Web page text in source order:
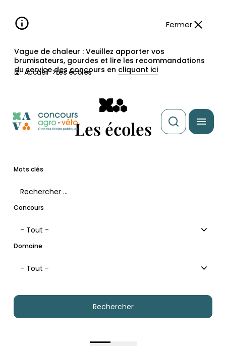
principale
principal
d'accessibilité
de
page
Vague de chaleur : Veuillez apporter vos
brumisateurs, gourdes et lire les recommandations
du service des concours en cliquant ici
Fermer
Accueil Les écoles
Les écoles
Mots clés
Concours
- Tout -
Domaine
- Tout -